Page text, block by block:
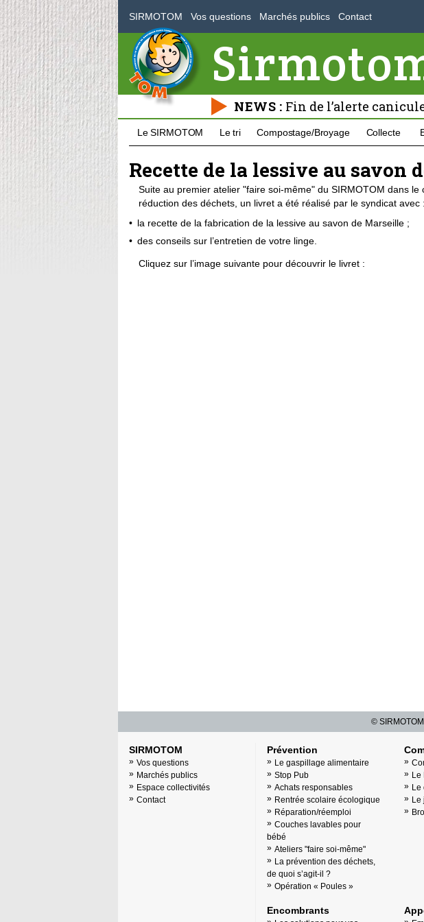
SIRMOTOM Vos questions Marchés publics Contact
NEWS : Fin de l’alerte
Le SIRMOTOM Le tri Compostage/Broyage Collecte
Recette de la lessive au savon
Suite au premier atelier "faire soi-même" du SIRMOTOM dans
réduction des déchets, un livret a été réalisé par le syndicat avec :
la recette de la fabrication de la lessive au savon de Marseille ;
des conseils sur l’entretien de votre linge.
Cliquez sur l’image suivante pour découvrir le livret :
© SIRMOTOM
SIRMOTOM
Vos questions
Marchés publics
Espace collectivités
Contact
Prévention
Le gaspillage alimentaire
Stop Pub
Achats responsables
Rentrée scolaire écologique
Réparation/réemploi
Couches lavables pour
bébé
Ateliers "faire soi-même"
La prévention des déchets,
de quoi s’agit-il ?
Opération « Poules »
Le
Le
Le
Encombrants